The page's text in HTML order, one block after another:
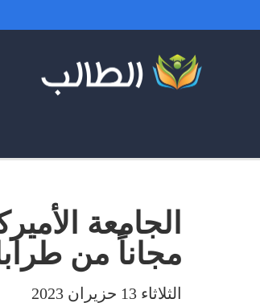
الجامعة
مجاناً من
الثلاثاء 13 حزيران 2023